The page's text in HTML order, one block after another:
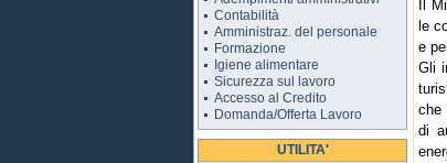
Contabilità
Amministraz. del personale
Formazione
Igiene alimentare
Sicurezza sul lavoro
Accesso al Credito
Domanda/Offerta Lavoro
UTILITA'
Il
le
e
Gli
che
di